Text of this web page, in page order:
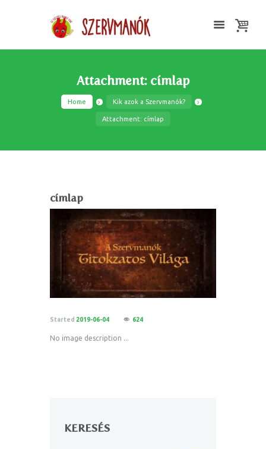
Attachment: címlap
Home Kik azok a Szervmanók?
Attachment: címlap
címlap
Started 2019-06-04 624
No image description ...
KERESÉS